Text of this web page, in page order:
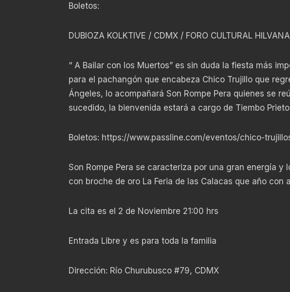
Boletos:
DUBIOZA KOLKTIVE / CDMX / FORO CULTURAL
“ A Bailar con los Muertos” es sin duda la fiesta más
para el pachangón que encabeza Chico Trujillo que
Ángeles, lo acompañará Son Rompe Pera quienes se
sucedido, la bienvenida estará a cargo de Tiembo
Boletos: https://www.passline.com/eventos/chico-
Son Rompe Pera se caracteriza por una gran energía y
con broche de oro La Feria de las Calacas que año
La cita es el 2 de Noviembre 21:00 hrs
Entrada Libre y es para toda la familia
Dirección: Río Churubusco #79, CDMX